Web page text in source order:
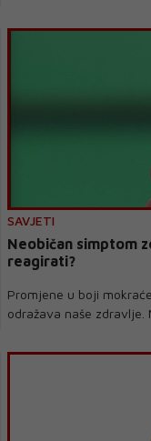
SAVJETI
Neobičan simptom
reagirati?
Promjene u boji
odražava naše zdravlje.